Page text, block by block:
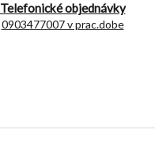
Telefonické objednávky
0903477007 v prac.dobe